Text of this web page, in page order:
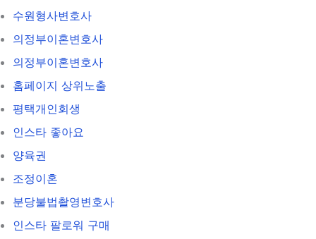
수원형사변호사
의정부이혼변호사
의정부이혼변호사
홈페이지 상위노출
평택개인회생
인스타 좋아요
양육권
조정이혼
분당불법촬영변호사
인스타 팔로워 구매